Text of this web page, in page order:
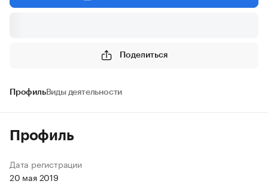
Поделиться
ПрофильВиды деятельности
Профиль
Дата регистрации
20 мая 2019